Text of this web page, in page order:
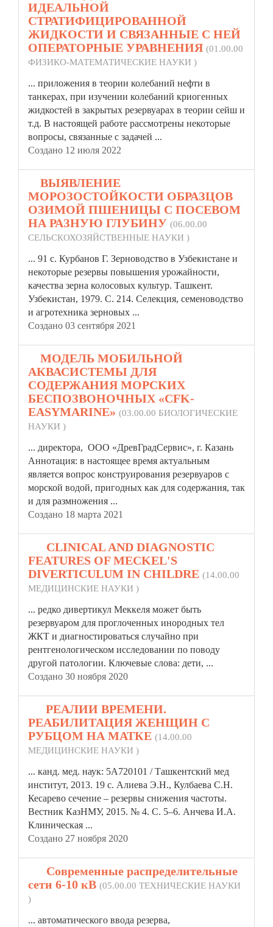
ИДЕАЛЬНОЙ
СТРАТИФИЦИРОВАННОЙ
ЖИДКОСТИ И СВЯЗАННЫЕ С НЕЙ
ОПЕРАТОРНЫЕ УРАВНЕНИЯ (01.00.00
ФИЗИКО-МАТЕМАТИЧЕСКИЕ НАУКИ )
... приложения в теории колебаний нефти в
танкерах, при изучении колебаний криогенных
жидкостей в закрытых резервуарах в теории сейш и
т.д. В настоящей работе рассмотрены некоторые
вопросы, связанные с задачей ...
Создано 12 июля 2022
ВЫЯВЛЕНИЕ
МОРОЗОСТОЙКОСТИ ОБРАЗЦОВ
ОЗИМОЙ ПШЕНИЦЫ С ПОСЕВОМ
НА РАЗНУЮ ГЛУБИНУ (06.00.00
СЕЛЬСКОХОЗЯЙСТВЕННЫЕ НАУКИ )
... 91 с. Курбанов Г. Зерноводство в Узбекистане и
некоторые резервы повышения урожайности,
качества зерна колосовых культур. Ташкент.
Узбекистан, 1979. С. 214. Селекция, семеноводство
и агротехника зерновых ...
Создано 03 сентября 2021
МОДЕЛЬ МОБИЛЬНОЙ
АКВАСИСТЕМЫ ДЛЯ
СОДЕРЖАНИЯ МОРСКИХ
БЕСПОЗВОНОЧНЫХ «CFK-
EASYMARINE» (03.00.00 БИОЛОГИЧЕСКИЕ
НАУКИ )
... директора, ООО «ДревГрадСервис», г. Казань
Аннотация: в настоящее время актуальным
является вопрос конструирования резервуаров с
морской водой, пригодных как для содержания, так
и для размножения ...
Создано 18 марта 2021
CLINICAL AND DIAGNOSTIC
FEATURES OF MECKEL'S
DIVERTICULUM IN CHILDRE (14.00.00
МЕДИЦИНСКИЕ НАУКИ )
... редко дивертикул Меккеля может быть
резервуаром для проглоченных инородных тел
ЖКТ и диагностироваться случайно при
рентгенологическом исследовании по поводу
другой патологии. Ключевые слова: дети, ...
Создано 30 ноября 2020
РЕАЛИИ ВРЕМЕНИ.
РЕАБИЛИТАЦИЯ ЖЕНЩИН С
РУБЦОМ НА МАТКЕ (14.00.00
МЕДИЦИНСКИЕ НАУКИ )
... канд. мед. наук: 5А720101 / Ташкентский мед
институт, 2013. 19 с. Алиева Э.Н., Кулбаева С.Н.
Кесарево сечение – резервы снижения частоты.
Вестник КазНМУ, 2015. № 4. С. 5–6. Анчева И.А.
Клиническая ...
Создано 27 ноября 2020
Современные распределительные
сети 6-10 кВ (05.00.00 ТЕХНИЧЕСКИЕ НАУКИ
)
... автоматического ввода резерва,